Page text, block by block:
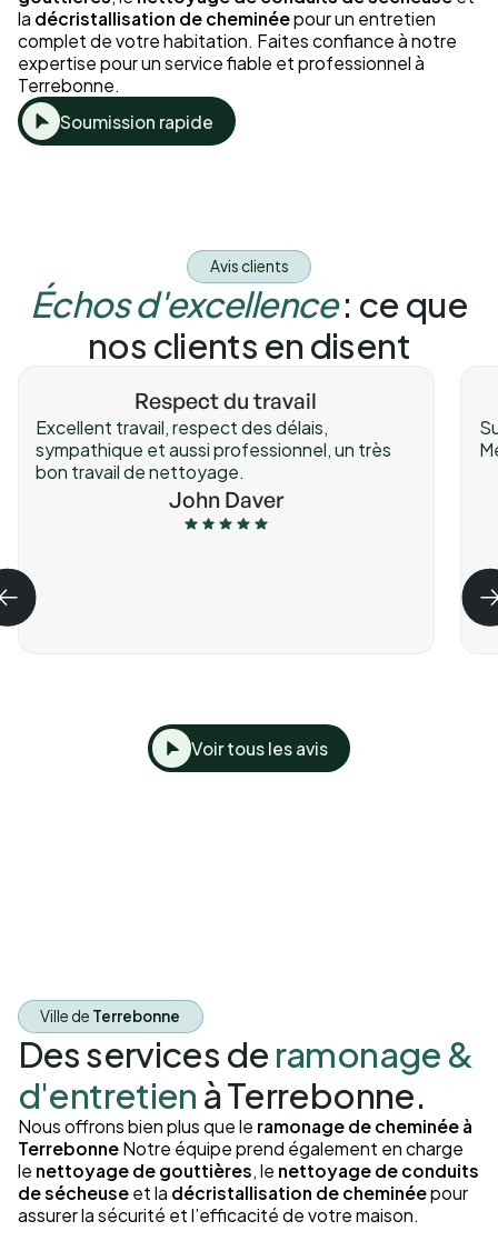
la décristallisation de cheminéepour un entretien
complet de votre habitation. Faites confiance à notre
expertise pour un service fiable et professionnel à
Terrebonne.
Soumission rapide
Avis clients
Échos d'excellence: ce que
nos clients en disent
Respect du travail
Excellent travail, respect des délais,
sympathique et aussi professionnel, un très
bon travail de nettoyage.
John Daver
Voir tous les avis
Ville de Terrebonne
Des services de ramonage &
d'entretien à Terrebonne.
Nous offrons bien plus que le ramonage de cheminée à
TerrebonneNotre équipe prend également en charge
le nettoyage de gouttières , le nettoyage de conduits
de sécheuseet la décristallisation de cheminéepour
assurer la sécurité et l’efficacité de votre maison.